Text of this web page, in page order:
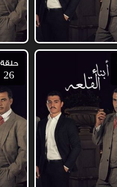
حلقة
26